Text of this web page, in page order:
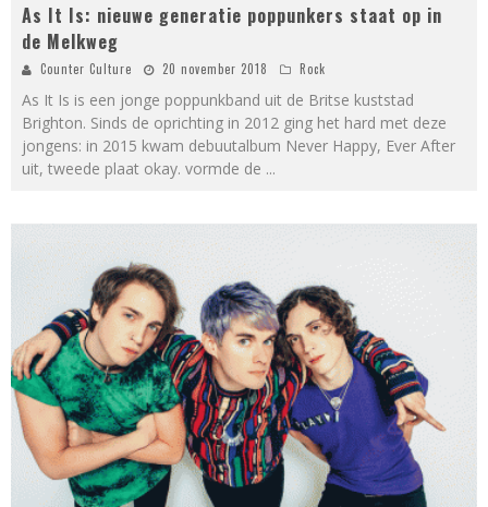
As It Is: nieuwe generatie poppunkers staat op in
de Melkweg
Counter Culture 20 november 2018 Rock
As It Is is een jonge poppunkband uit de Britse kuststad
Brighton. Sinds de oprichting in 2012 ging het hard met deze
jongens: in 2015 kwam debuutalbum Never Happy, Ever After
uit, tweede plaat okay. vormde de ...